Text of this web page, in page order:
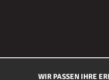
WIR PASSEN IHRE